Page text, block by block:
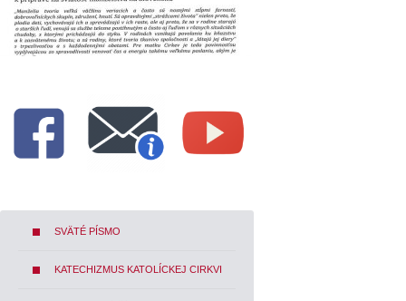
SVÄTÉ PÍSMO
KATECHIZMUS KATOLÍCKEJ CIRKVI